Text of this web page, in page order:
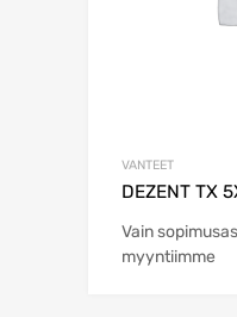
VANTEET
DEZENT TX
Vain
myyntiimme